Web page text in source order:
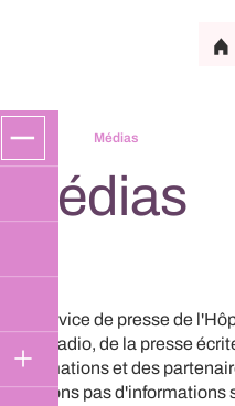
Médias
Médias
Le service de presse de
de la radio, de la presse
informations et des
donnons pas d'informations